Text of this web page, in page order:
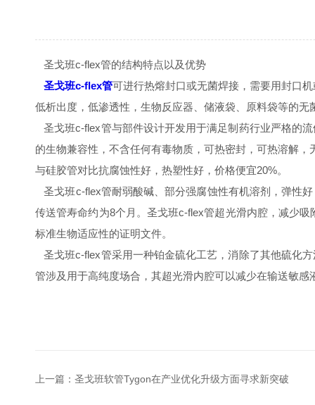
圣戈班c-flex管的结构特点以及优势
圣戈班c-flex管可进行热熔封口或无菌焊接，需要用封口
低析出度，低渗透性，生物反应器、储液袋、原料袋等的
圣戈班c-flex管与部件设计开发用于满足制药行业严格的
的生物兼容性，不含任何有毒物质，可热密封，可热溶解
与硅胶管对比抗腐蚀性好，热塑性好，价格便宜20%。
圣戈班c-flex管耐弱酸碱、部分强腐蚀性有机溶剂，弹性
传送管寿命约为8个月。圣戈班c-flex管超光滑内腔，减少
标准生物适应性的证明文件。
圣戈班c-flex管采用一种铂金硫化工艺，消除了其他硫化
管涉及用于高纯度场合，其超光滑内腔可以减少在输送敏
上一篇： 圣戈班软管Tygon在产业优化升级方面寻求新突破